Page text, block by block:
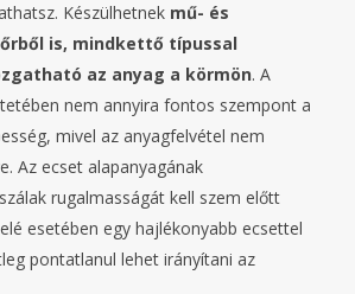
Készülhetnek mű- és
is, mindkettő típussal
az anyag a körmön. A
nem annyira fontos szempont a
mivel az anyagfelvétel nem
Az ecset alapanyagának
rugalmasságát kell szem előtt
esetében egy hajlékonyabb ecsettel
pontatlanul lehet irányítani az